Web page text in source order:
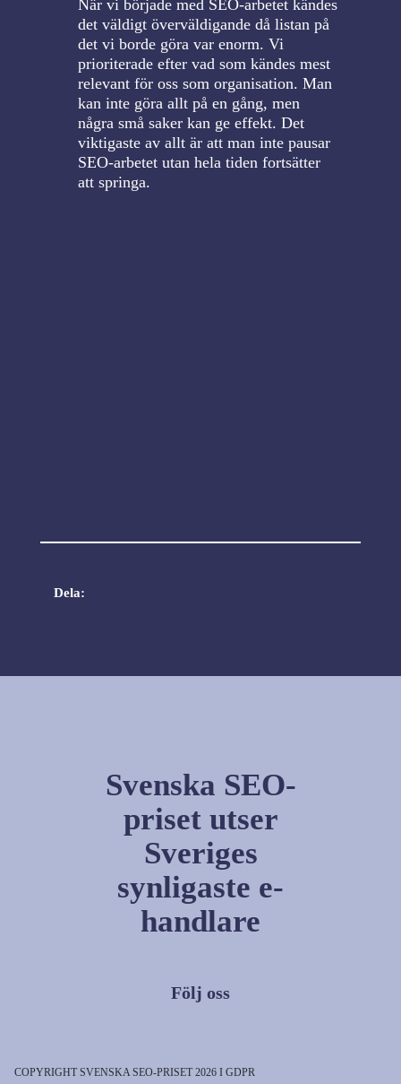
När vi började med SEO-arbetet kändes
det väldigt överväldigande då listan på
det vi borde göra var enorm. Vi
prioriterade efter vad som kändes mest
relevant för oss som organisation. Man
kan inte göra allt på en gång, men
några små saker kan ge effekt. Det
viktigaste av allt är att man inte pausar
SEO-arbetet utan hela tiden fortsätter
att springa.
Dela:
Svenska SEO-
priset utser
Sveriges
synligaste e-
handlare
Följ oss
COPYRIGHT SVENSKA SEO-PRISET 2026 I GDPR